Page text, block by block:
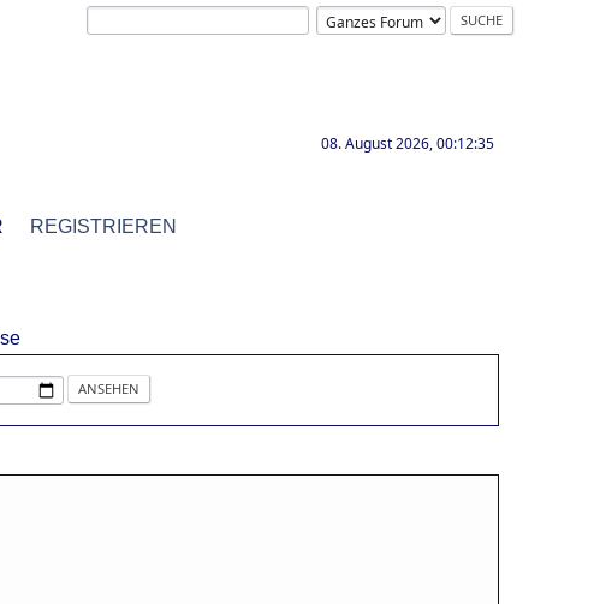
08. August 2026, 00:12:35
REGISTRIEREN